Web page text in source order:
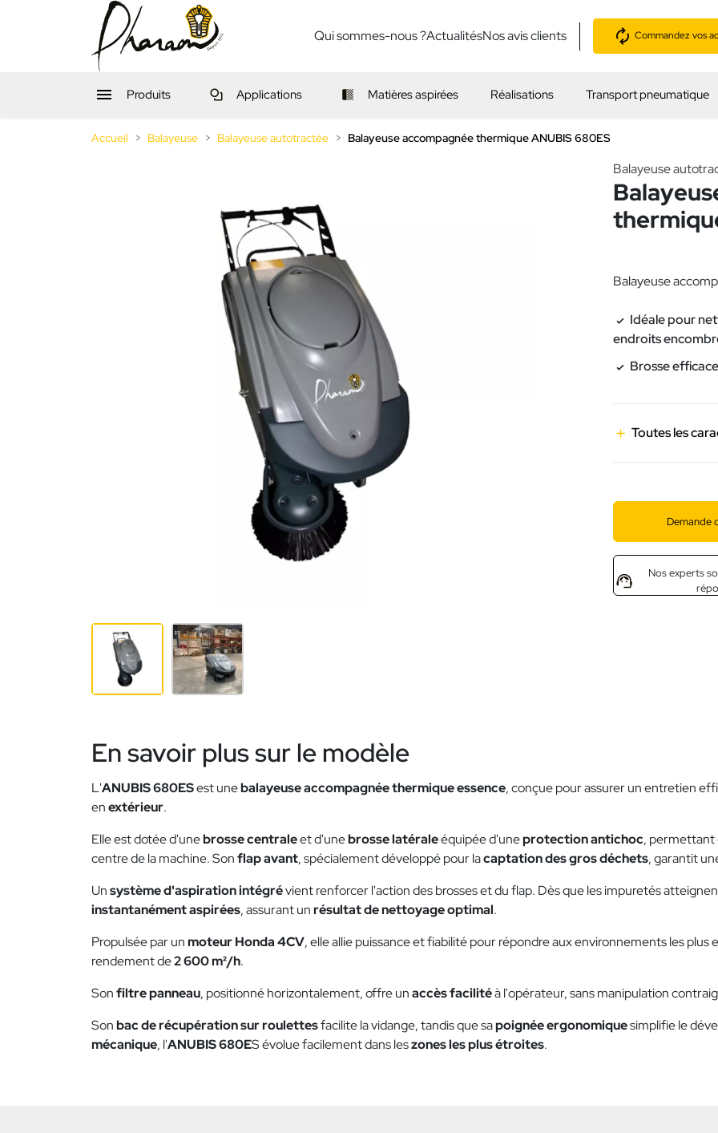
Qui sommes-nous ?ActualitésNos avis clients Commandez vos
 Produits Applications Matières aspirées Réalisations Transport pneumatique
Accueil Balayeuse Balayeuse autotractée Balayeuse accompagnée thermique ANUBIS 680ES
Balayeuse
Balayeuse
Idéale pour
endroits
Brosse
Toutes les
Demande
Nos experts
En savoir plus sur le modèle
L'ANUBIS 680ESest unebalayeuse accompagnée thermique essence, conçue pour assurer un entretien
enextérieur.
Elle est dotée d'unebrosse centraleet d'unebrosse latéraleéquipée d'uneprotection antichoc, permettant
centre de la machine. Sonflap avant, spécialement développé pour lacaptation des gros déchets, garantit
Unsystème d'aspiration intégrévient renforcer l'action des brosses et du flap. Dès que les impuretés
instantanément aspirées, assurant unrésultat de nettoyage optimal.
Propulsée par unmoteur Honda 4CV, elle allie puissance et fiabilité pour répondre aux environnements les plus
rendement de2 600 m²/h.
Sonfiltre panneau, positionné horizontalement, offre unaccès facilitéà l'opérateur, sans manipulation
Sonbac de récupération sur roulettesfacilite la vidange, tandis que sapoignée ergonomiquesimplifie le
mécanique, l'ANUBIS 680ES évolue facilement dans leszones les plus étroites.